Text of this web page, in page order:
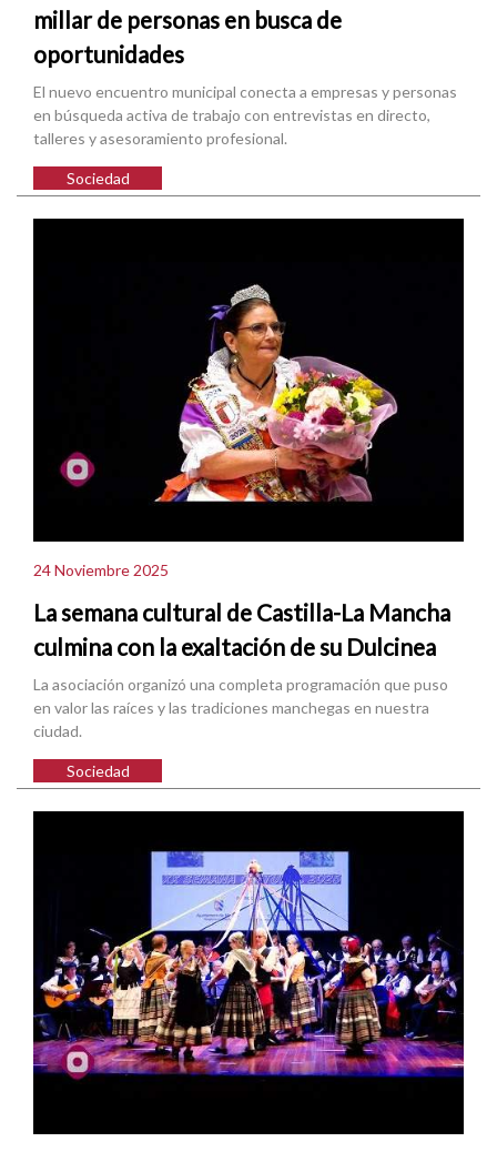
millar de personas en busca de
oportunidades
El nuevo encuentro municipal conecta a empresas y personas
en búsqueda activa de trabajo con entrevistas en directo,
talleres y asesoramiento profesional.
Sociedad
24 Noviembre 2025
La semana cultural de Castilla-La Mancha
culmina con la exaltación de su Dulcinea
La asociación organizó una completa programación que puso
en valor las raíces y las tradiciones manchegas en nuestra
ciudad.
Sociedad